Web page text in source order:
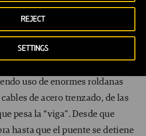
SETTINGS
REJECT
en Francia, se encuentra
más impresionantes
. 117 de sus 575 metros sobre el
uso de enormes roldanas
de acero trenzado, de las
pesa la “viga”. Desde que
hasta que el puente se detiene